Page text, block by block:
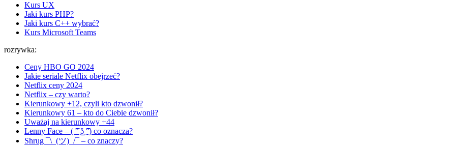
Kurs UX
Jaki kurs PHP?
Jaki kurs C++ wybrać?
Kurs Microsoft Teams
rozrywka:
Ceny HBO GO 2024
Jakie seriale Netflix obejrzeć?
Netflix ceny 2024
Netflix – czy warto?
Kierunkowy +12, czyli kto dzwonił?
Kierunkowy 61 – kto do Ciebie dzwonił?
Uważaj na kierunkowy +44
Lenny Face – ( ͡° ͜ʖ ͡°) co oznacza?
Shrug ¯\_(ツ)_/¯ – co znaczy?